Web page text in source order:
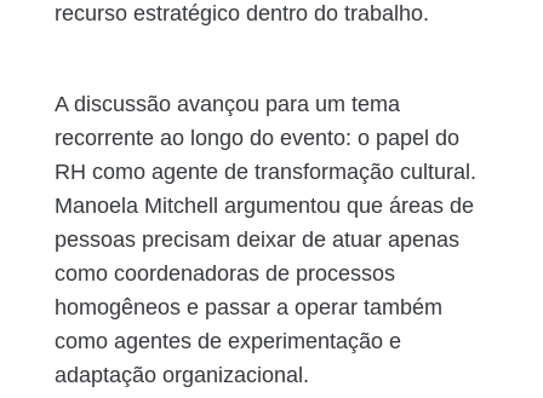
recurso estratégico dentro do trabalho.
A discussão avançou para um tema
recorrente ao longo do evento: o papel do
RH como agente de transformação cultural.
Manoela Mitchell argumentou que áreas de
pessoas precisam deixar de atuar apenas
como coordenadoras de processos
homogêneos e passar a operar também
como agentes de experimentação e
adaptação organizacional.